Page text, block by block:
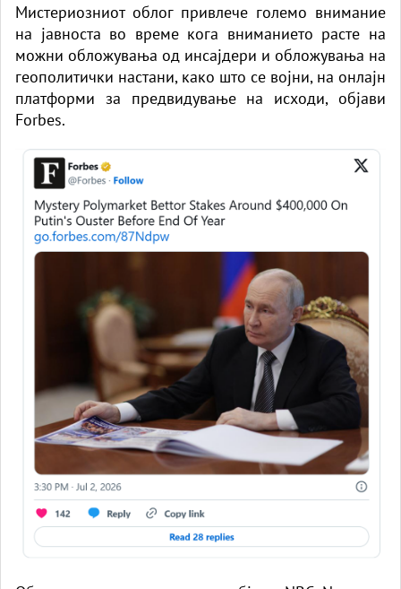
Мистериозниот облог привлече големо внимание
на јавноста во време кога вниманието расте на
можни обложувања од инсајдери и обложувања на
геополитички настани, како што се војни, на онлајн
платформи за предвидување на исходи, објави
Forbes.